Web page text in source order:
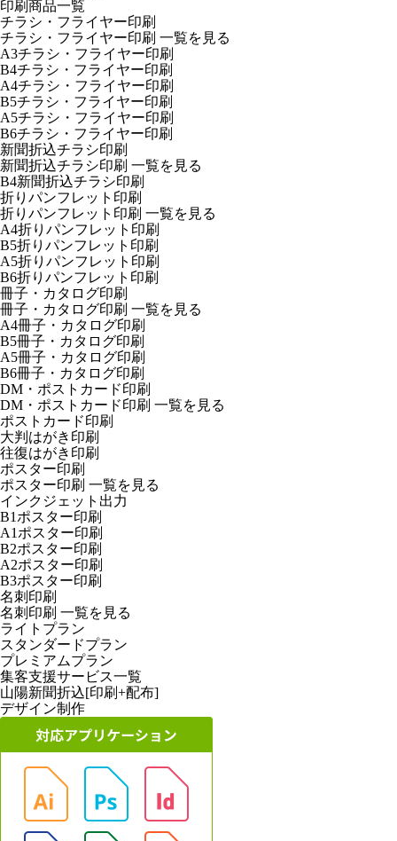
印刷商品一覧
チラシ・フライヤー印刷
チラシ・フライヤー印刷 一覧を見る
A3チラシ・フライヤー印刷
B4チラシ・フライヤー印刷
A4チラシ・フライヤー印刷
B5チラシ・フライヤー印刷
A5チラシ・フライヤー印刷
B6チラシ・フライヤー印刷
新聞折込チラシ印刷
新聞折込チラシ印刷 一覧を見る
B4新聞折込チラシ印刷
折りパンフレット印刷
折りパンフレット印刷 一覧を見る
A4折りパンフレット印刷
B5折りパンフレット印刷
A5折りパンフレット印刷
B6折りパンフレット印刷
冊子・カタログ印刷
冊子・カタログ印刷 一覧を見る
A4冊子・カタログ印刷
B5冊子・カタログ印刷
A5冊子・カタログ印刷
B6冊子・カタログ印刷
DM・ポストカード印刷
DM・ポストカード印刷 一覧を見る
ポストカード印刷
大判はがき印刷
往復はがき印刷
ポスター印刷
ポスター印刷 一覧を見る
インクジェット出力
B1ポスター印刷
A1ポスター印刷
B2ポスター印刷
A2ポスター印刷
B3ポスター印刷
名刺印刷
名刺印刷 一覧を見る
ライトプラン
スタンダードプラン
プレミアムプラン
集客支援サービス一覧
山陽新聞折込[印刷+配布]
デザイン制作